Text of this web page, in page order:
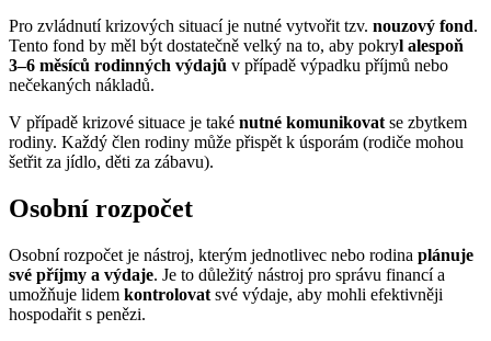
Pro zvládnutí krizových situací je nutné vytvořit tzv. nouzový fond.
Tento fond by měl být dostatečně velký na to, aby pokryl alespoň
3–6 měsíců rodinných výdajů v případě výpadku příjmů nebo
nečekaných nákladů.
V případě krizové situace je také nutné komunikovatse zbytkem
rodiny. Každý člen rodiny může přispět k úsporám (rodiče mohou
šetřit za jídlo, děti za zábavu).
Osobní rozpočet
Osobní rozpočet je nástroj, kterým jednotlivec nebo rodina plánuje
své příjmy a výdaje. Je to důležitý nástroj pro správu financí a
umožňuje lidem kontrolovat své výdaje, aby mohli efektivněji
hospodařit s penězi.